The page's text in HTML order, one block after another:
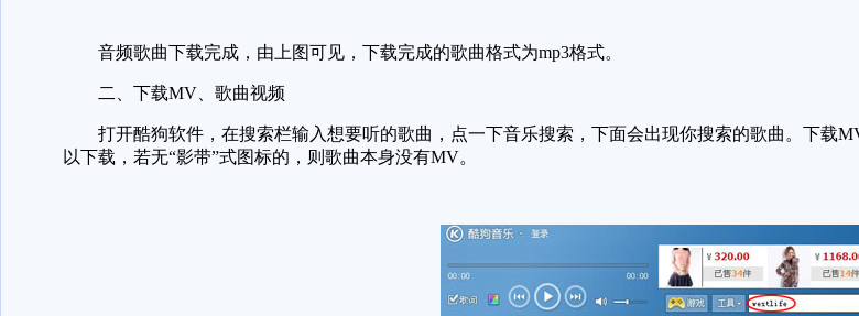
音频歌曲下载完成，由上图可见，下载完成的歌曲格式为mp3格式。
二、下载MV、歌曲视频
打开酷狗软件，在搜索栏输入想要听的歌曲，点一下音乐搜索，下面会出现你搜索的歌曲。下载
以下载，若无“影带”式图标的，则歌曲本身没有MV。